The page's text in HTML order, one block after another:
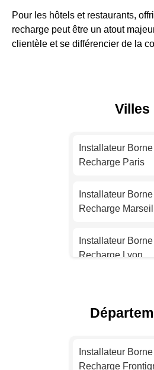
Pour les hôtels et restaurants,
recharge peut être un atout
clientèle et se différencier de la
Villes
Installateur
Recharge Paris
Installateur
Recharge
Installateur
Recharge Lyon
Recharge Nice
Installateur
Recharge